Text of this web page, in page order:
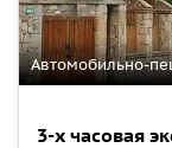
Автомобильно-
3-х часовая